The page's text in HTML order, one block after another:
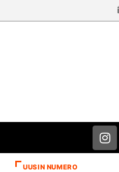
UUSIN NUMERO